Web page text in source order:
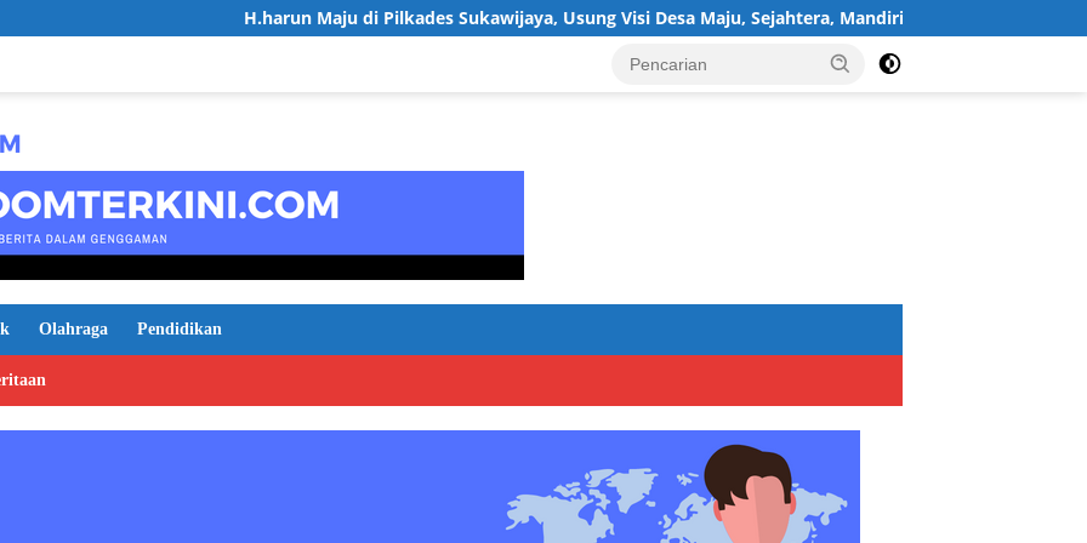
H.harun Maju di Pilkades Sukawijaya, Usung Visi Desa Maju, Sejahtera, Mandiri, dan Religius Bangun Sukawijaya
Olahraga Pendidikan